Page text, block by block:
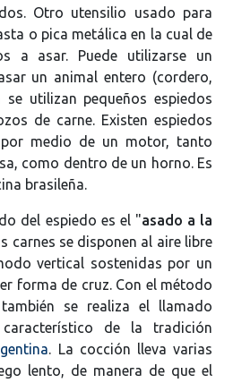
Otro utensilio usado para
o pica metálica en la cual de
a asar. Puede utilizarse un
un animal entero (cordero,
se utilizan pequeños espiedos
de carne. Existen espiedos
medio de un motor, tanto
como dentro de un horno. Es
brasileña.
del espiedo es el "asado a la
carnes se disponen al aire libre
vertical sostenidas por un
forma de cruz. Con el método
se realiza el llamado
de la tradición
. La cocción lleva varias
lento, de manera de que el